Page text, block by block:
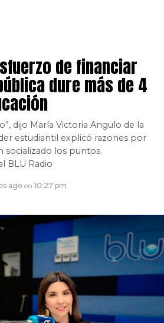
de financiar
dure más de 4
dijo María Victoria Angulo de la
estudiantil explicó razones por
socializado los puntos.
BLU Radio
ago en 10:27 pm